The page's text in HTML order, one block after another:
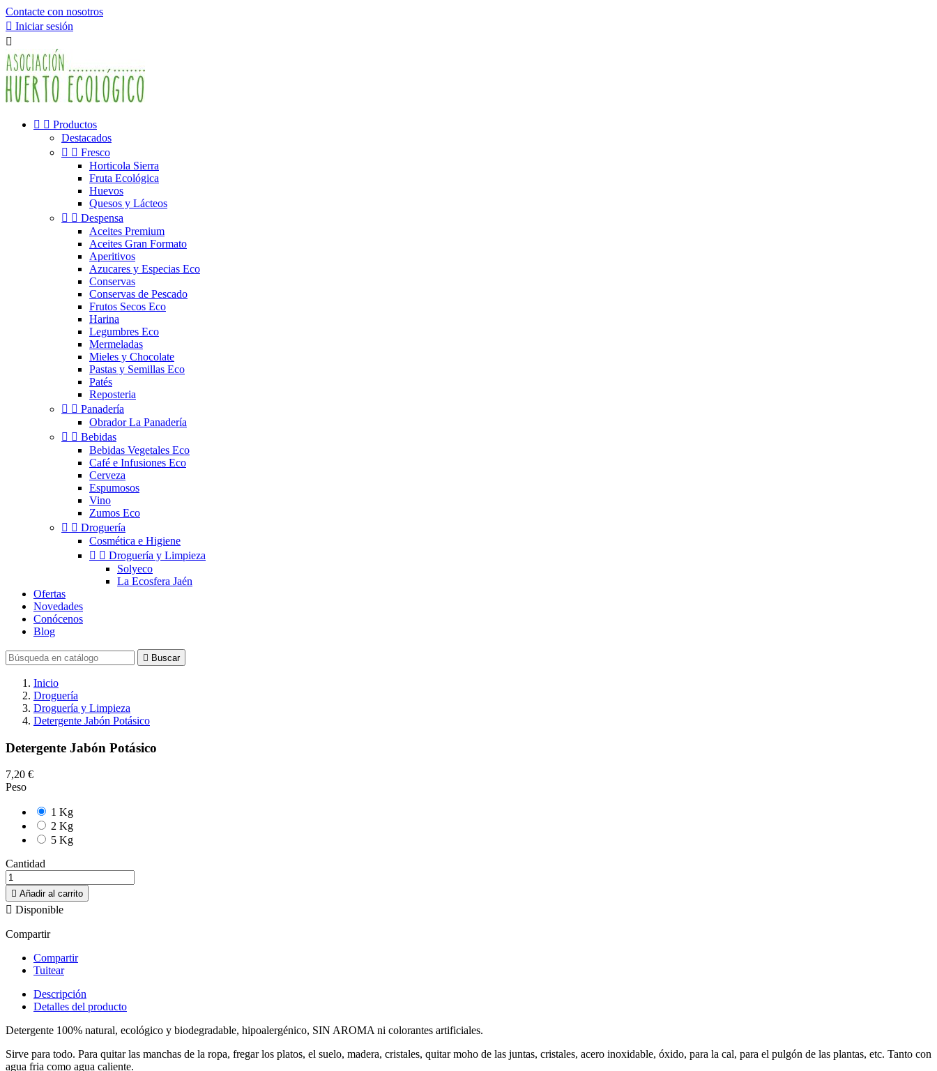
Contacte con nosotros
 Iniciar sesión

  Productos
Destacados
  Fresco
Horticola Sierra
Fruta Ecológica
Huevos
Quesos y Lácteos
  Despensa
Aceites Premium
Aceites Gran Formato
Aperitivos
Azucares y Especias Eco
Conservas
Conservas de Pescado
Frutos Secos Eco
Harina
Legumbres Eco
Mermeladas
Mieles y Chocolate
Pastas y Semillas Eco
Patés
Reposteria
  Panadería
Obrador La Panadería
  Bebidas
Bebidas Vegetales Eco
Café e Infusiones Eco
Cerveza
Espumosos
Vino
Zumos Eco
  Droguería
Cosmética e Higiene
  Droguería y Limpieza
Solyeco
La Ecosfera Jaén
Ofertas
Novedades
Conócenos
Blog
 Buscar
Inicio
Droguería
Droguería y Limpieza
Detergente Jabón Potásico
Detergente Jabón Potásico
7,20 €
Peso
1 Kg
2 Kg
5 Kg
Cantidad
 Añadir al carrito
 Disponible
Compartir
Compartir
Tuitear
Descripción
Detalles del producto
Detergente 100% natural, ecológico y biodegradable, hipoalergénico, SIN AROMA ni colorantes artificiales.
Sirve para todo. Para quitar las manchas de la ropa, fregar los platos, el suelo, madera, cristales, quitar moho de las juntas, cristales, acero inoxidable, óxido, para la cal, para el pulgón de las plantas, etc. Tanto con
agua fria como agua caliente.